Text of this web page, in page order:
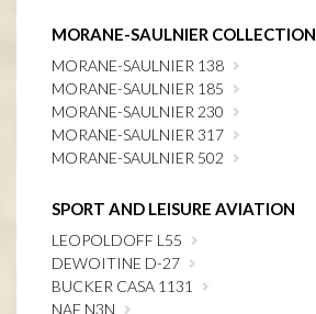
MORANE-SAULNIER COLLECTION
MORANE-SAULNIER 138
MORANE-SAULNIER 185
MORANE-SAULNIER 230
MORANE-SAULNIER 317
MORANE-SAULNIER 502
SPORT AND LEISURE AVIATION
LEOPOLDOFF L55
DEWOITINE D-27
BUCKER CASA 1131
NAF N3N